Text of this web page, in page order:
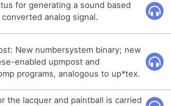
for generating a sound based
converted analog signal.
New numbersystem binary; new
enabled upmpost and
programs, analogous to up*tex.
the lacquer and paintball is carried